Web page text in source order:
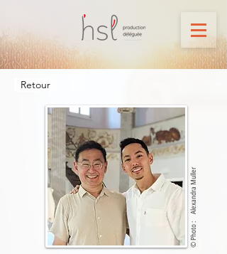
Retour
Alexandra Muller
© Photo :